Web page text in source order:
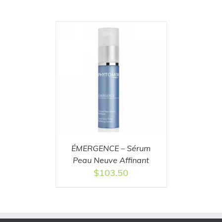
ÉMERGENCE – Sérum
Peau Neuve Affinant
$103.50